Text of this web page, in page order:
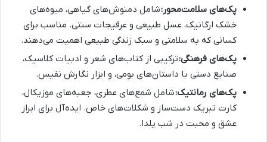
پک‌های سلامت‌محور:شامل دمنوش‌های گیاهی، میوه‌های
خشک ارگانیک، عسل طبیعی و عرقیجات سنتی. مناسب برای
کسانی که به سلامتی و سبک زندگی طبیعی اهمیت می‌دهند.
پک‌های فرهنگی:ترکیبی از کتاب‌های شعر و ادبیات کلاسیک،
صنایع دستی با داستان‌های بومی، و ابزار نگارش نفیس.
پک‌های رمانتیک:شامل شمع‌های عطری، جعبه‌های موزیکال،
کارت تبریک دست‌ساز و شکلات‌های خاص. ایده‌آل برای ابراز
عشق و محبت در شب یلدا.